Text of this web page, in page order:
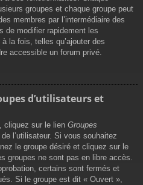
groupes et chaque groupe peut
membres par l’intermédiaire des
de modifier rapidement les
la fois, telles qu’ajouter des
accessible un forum privé.
d’utilisateurs et
cliquez sur le lien Groupes
l’utilisateur. Si vous souhaitez
le groupe désiré et cliquez sur le
groupes ne sont pas en libre accès.
certains sont fermés et
Si le groupe est dit « Ouvert »,